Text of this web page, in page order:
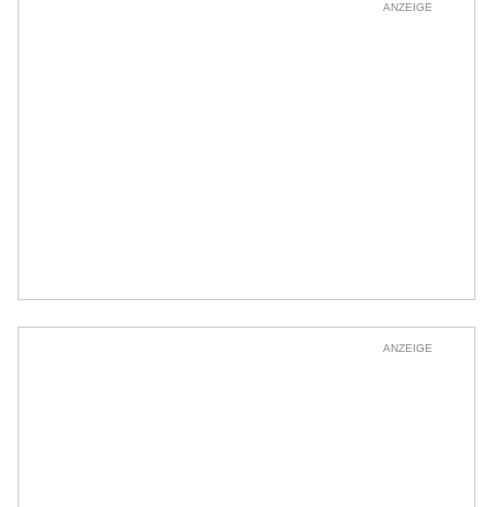
ANZEIGE
ANZEIGE